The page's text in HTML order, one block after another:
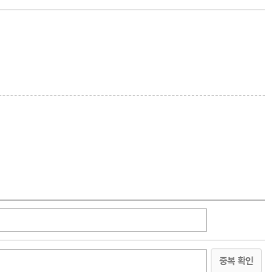
중복 확인